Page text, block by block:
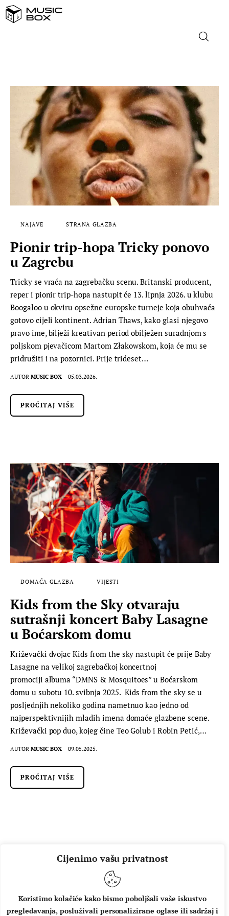
Cijenimo vašu privatnost
Koristimo kolačiće kako bismo poboljšali vaše iskustvo
pregledavanja, posluživali personalizirane oglase ili sadržaj i
DOMAĆA GLAZBA
STRANA GLAZBA
FILM
MUSIC BOX
NAJAVE STRANA GLAZBA
Pionir trip-hopa Tricky ponovo
u Zagrebu
Tricky se vraća na zagrebačku scenu. Britanski producent,
reper i pionir trip-hopa nastupit će 13. lipnja 2026. u klubu
Boogaloo u okviru opsežne europske turneje koja obuhvaća
gotovo cijeli kontinent. Adrian Thaws, kako glasi njegovo
pravo ime, bilježi kreativan period obilježen suradnjom s
poljskom pjevačicom Martom Złakowskom, koja će mu se
pridružiti i na pozornici. Prije trideset…
AUTOR MUSIC BOX 05.03.2026.
PROČITAJ VIŠE
DOMAĆA GLAZBA VIJESTI
Kids from the Sky otvaraju
sutrašnji koncert Baby Lasagne
u Boćarskom domu
Križevački dvojac Kids from the sky nastupit će prije Baby
Lasagne na velikoj zagrebačkoj koncertnoj
promociji albuma “DMNS & Mosquitoes” u Boćarskom
domu u subotu 10. svibnja 2025. Kids from the sky se u
posljednjih nekoliko godina nametnuo kao jedno od
najperspektivnijih mladih imena domaće glazbene scene.
Križevački pop duo, kojeg čine Teo Golub i Robin Petić,…
AUTOR MUSIC BOX 09.05.2025.
PROČITAJ VIŠE
O NAMA IMPRESSUM UVJETI KORIŠTENJA